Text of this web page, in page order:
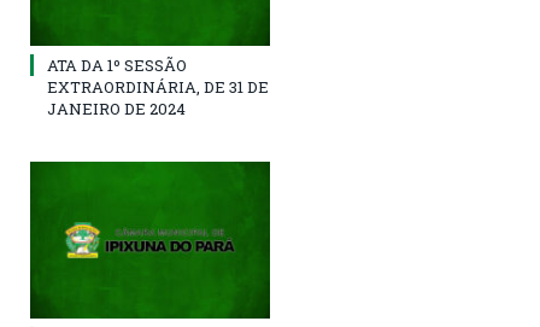
ATA DA 1º SESSÃO
EXTRAORDINÁRIA, DE 31 DE
JANEIRO DE 2024